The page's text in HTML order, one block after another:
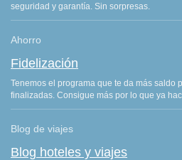
seguridad y garantía. Sin sorpresas.
Ahorro
Fidelización
Tenemos el programa que te da más saldo
finalizadas. Consigue más por lo que ya
Blog de viajes
Blog hoteles y viajes